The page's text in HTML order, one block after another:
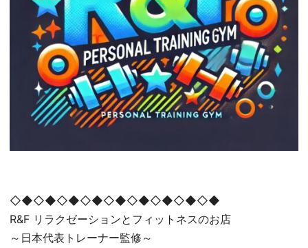
◇◆◇◆◇◆◇◆◇◆◇◆◇◆◇◆◇◆
R&F リラクゼーションとフィットネスのお店
～日本代表トレーナー監修～